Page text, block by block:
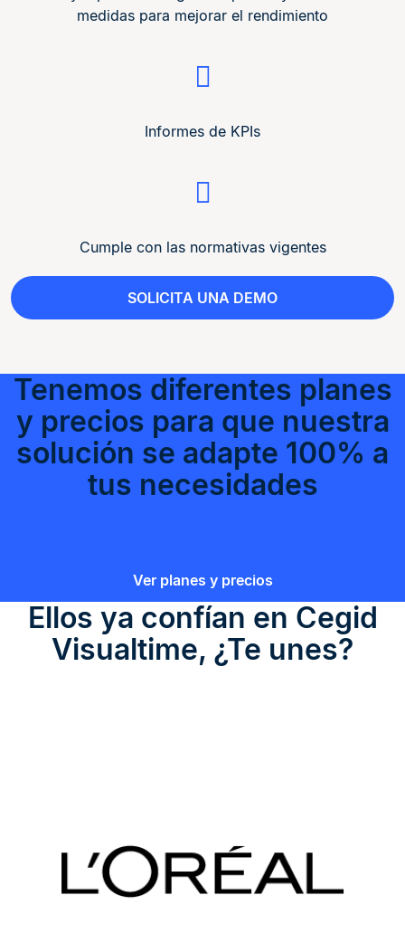
medidas para mejorar el rendimiento
Informes de KPIs
Cumple con las normativas vigentes
SOLICITA UNA DEMO
Tenemos diferentes planes
y precios para que nuestra
solución se adapte 100% a
tus necesidades
Ver planes y precios
Ellos ya confían en Cegid
Visualtime, ¿Te unes?